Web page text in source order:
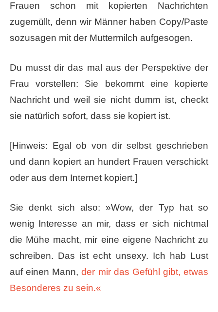
Frauen schon mit kopierten Nachrichten
zugemüllt, denn wir Männer haben Copy/Paste
sozusagen mit der Muttermilch aufgesogen.
Du musst dir das mal aus der Perspektive der
Frau vorstellen: ​Sie bekommt eine kopierte
Nachricht und weil sie nicht dumm ist, checkt
sie natürlich sofort, dass sie kopiert ist.
[Hinweis: Egal ob von dir selbst geschrieben
und dann kopiert an hundert Frauen verschickt
oder aus dem Internet kopiert.]
Sie denkt sich also:​ »Wow, der Typ hat so
wenig Interesse an mir, dass er sich nichtmal
die Mühe macht, mir eine eigene Nachricht zu
schreiben. Das ist echt unsexy. Ich hab Lust
auf einen Mann,der mir das Gefühl gibt, etwas
Besonderes zu sein.«